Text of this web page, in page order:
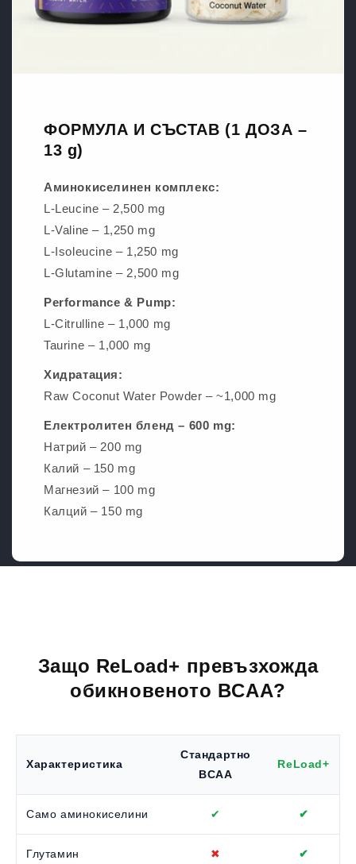
ФОРМУЛА И СЪСТАВ (1 ДОЗА –
13 g)
Аминокиселинен комплекс:
L-Leucine – 2,500 mg
L-Valine – 1,250 mg
L-Isoleucine – 1,250 mg
L-Glutamine – 2,500 mg
Performance & Pump:
L-Citrulline – 1,000 mg
Taurine – 1,000 mg
Хидратация:
Raw Coconut Water Powder – ~1,000 mg
Електролитен бленд – 600 mg:
Натрий – 200 mg
Калий – 150 mg
Магнезий – 100 mg
Калций – 150 mg
Защо ReLoad+ превъзхожда
обикновеното BCAA?
Характеристика
Стандартно
BCAA
ReLoad+
Само аминокиселини ✔ ✔
Глутамин ✖ ✔